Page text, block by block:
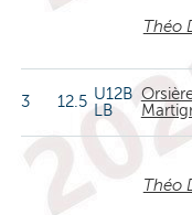
Théo
3 12.5 U12B
LB
Théo